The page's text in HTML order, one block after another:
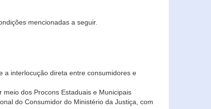
mencionadas a seguir.
a interlocução direta entre consumidores e
dos Procons Estaduais e Municipais
do Consumidor do Ministério da Justiça, com